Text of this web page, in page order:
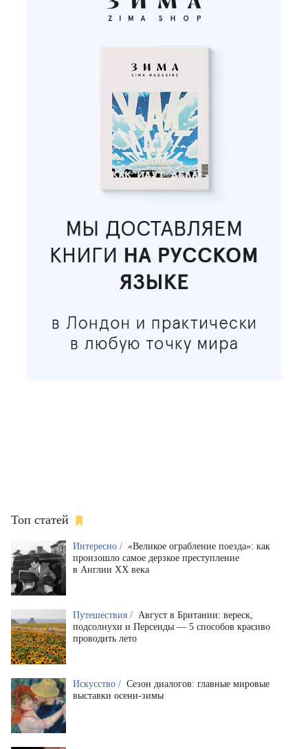
Топ статей
Интересно / «Великое ограбление поезда»: как
произошло самое дерзкое преступление
в Англии XX века
Путешествия / Август в Британии: вереск,
подсолнухи и Персеиды — 5 способов красиво
проводить лето
Искусство / Сезон диалогов: главные мировые
выставки осени-зимы